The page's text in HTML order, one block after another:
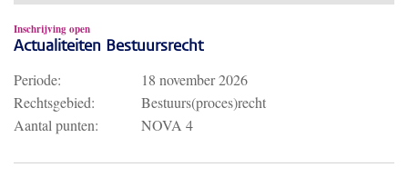
Inschrijving open
Actualiteiten Bestuursrecht
Periode:
18 november 2026
Rechtsgebied:
Bestuurs(proces)recht
Aantal punten:
NOVA 4